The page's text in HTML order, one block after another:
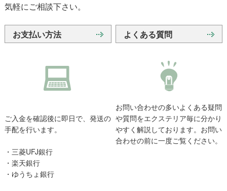
気軽にご相談下さい。
お支払い方法
ご入金を確認後に即日で、発送の
手配を行います。
・三菱UFJ銀行
・楽天銀行
・ゆうちょ銀行
よくある質問
お問い合わせの多いよくある疑問
や質問をエクステリア毎に分かり
やすく解説しております。お問い
合わせの前に一度ご覧ください。